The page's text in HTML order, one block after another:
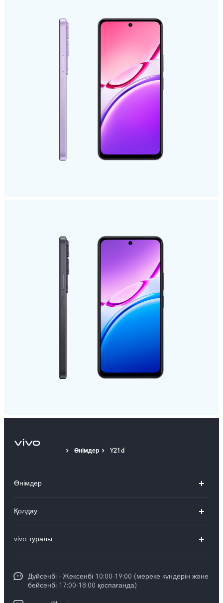
Өнімдер Y21d
Өнімдер
X300
X200
Қолдау
Сервистік орталықтар
Funtouch OS
vivo туралы
Баспасөз орталығы
vivo компаниясында жұмыс жасау
Дүйсенбі - Жексенбі 10:00-19:00 (мереке күндерін және
бейсенбі 17:00-18:00 қоспағанда)